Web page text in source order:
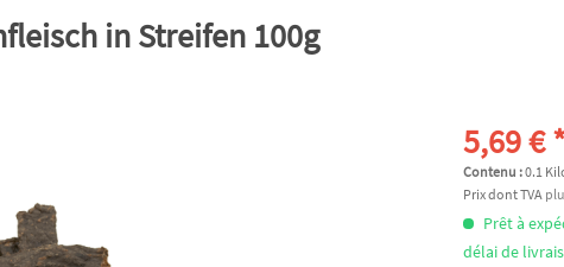
in Streifen 100g
5,69 €
Contenu :0.1
Prix dont TVA
Prêt à
délai de